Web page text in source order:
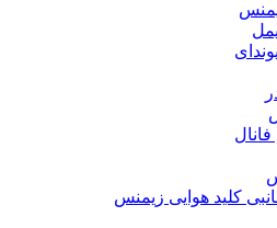
کلید هوایی زیمنس